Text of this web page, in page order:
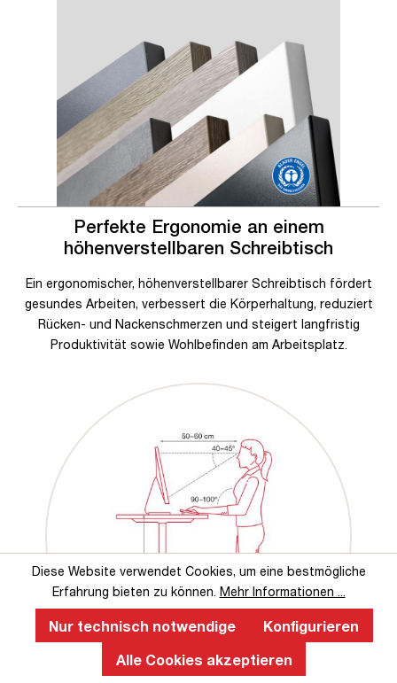
Perfekte Ergonomie an einem
höhenverstellbaren Schreibtisch
Ein ergonomischer, höhenverstellbarer Schreibtisch fördert
gesundes Arbeiten, verbessert die Körperhaltung, reduziert
Rücken- und Nackenschmerzen und steigert langfristig
Produktivität sowie Wohlbefinden am Arbeitsplatz.
Diese Website verwendet Cookies, um eine bestmögliche
Erfahrung bieten zu können. Mehr Informationen ...
Nur technisch notwendige
Konfigurieren
Alle Cookies akzeptieren